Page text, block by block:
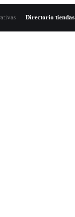
Directorio tiendas